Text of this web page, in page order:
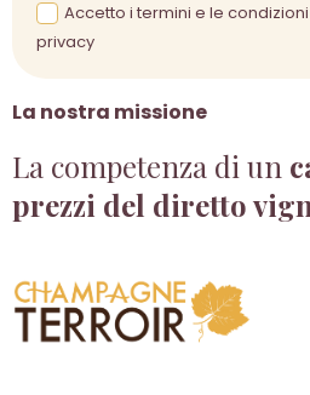
La nostra missione
La competenza di un
prezzi del diretto
Accetto i termini e le
privacy